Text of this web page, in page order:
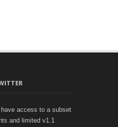
access to a subset
and limited v1.1